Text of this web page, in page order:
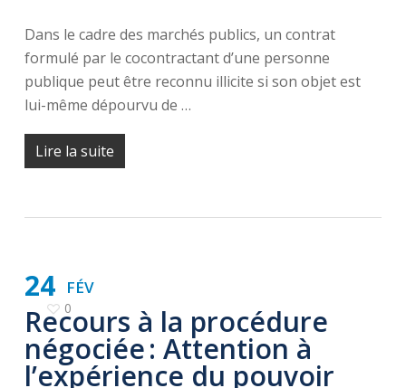
Dans le cadre des marchés publics, un contrat
formulé par le cocontractant d’une personne
publique peut être reconnu illicite si son objet est
lui-même dépourvu de …
Lire la suite
FÉV
24
0
Recours à la procédure
négociée : Attention à
l’expérience du pouvoir